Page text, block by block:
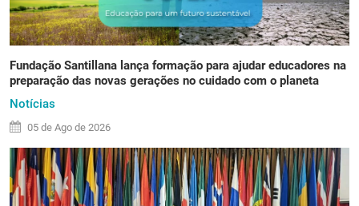
Fundação Santillana lança formação para ajudar educadores na
preparação das novas gerações no cuidado com o planeta
Notícias
05 de Ago de 2026